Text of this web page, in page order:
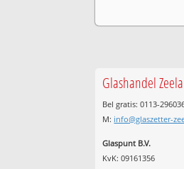
Glashandel
Bel gratis: 0113-
M: info@glaszetter-
Glaspunt B.V.
KvK: 09161356